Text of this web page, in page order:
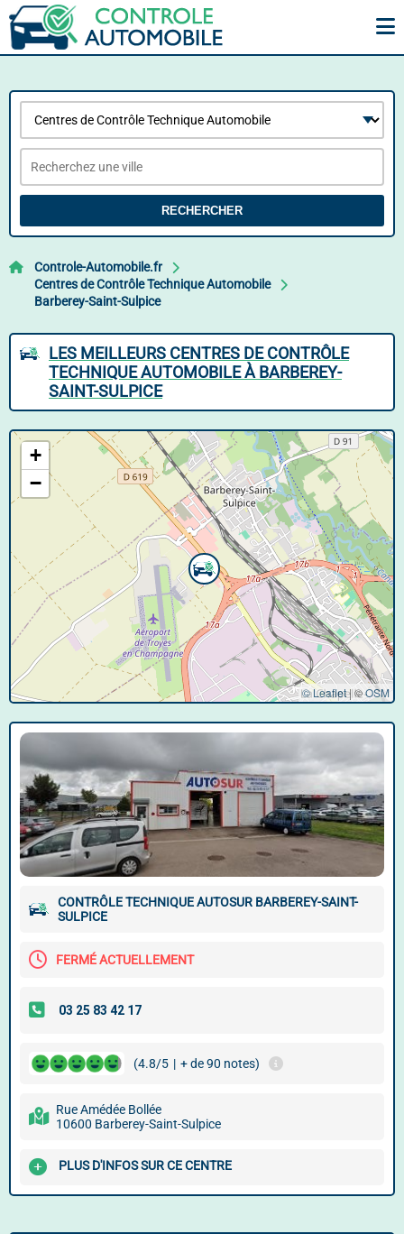
RECHERCHER
Controle-Automobile.fr
Centres de Contrôle Technique Automobile
Barberey-Saint-Sulpice
LES MEILLEURS CENTRES DE CONTRÔLE
TECHNIQUE AUTOMOBILE À BARBEREY-
SAINT-SULPICE
+
−
© Leaflet|©OSM
CONTRÔLE TECHNIQUE AUTOSUR BARBEREY-SAINT-
SULPICE
FERMÉ ACTUELLEMENT
(4.8/5 | + de 90 notes)
Rue Amédée Bollée
10600 Barberey-Saint-Sulpice
PLUS D'INFOS SUR CE CENTRE